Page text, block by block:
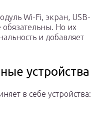
Wi-Fi, экран, USB-
Но их
и добавляет
устройства
в себе устройства: